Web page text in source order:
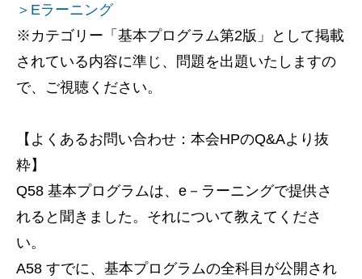
＞Eラーニング
※カテゴリー「基本プログラム第2版」として掲載
されている内容に準じ、問題を出題いたしますの
で、ご視聴ください。
【よくあるお問い合わせ：本会HPのQ&Aより抜
粋】
Q58 基本プログラムは、e－ラーニングで提供さ
れると聞きました。それについて教えてくださ
い。
A58 すでに、基本プログラムの全科目が公開され